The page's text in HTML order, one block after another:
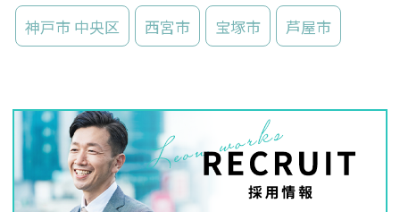
神戸市 中央区 西宮市 宝塚市 芦屋市